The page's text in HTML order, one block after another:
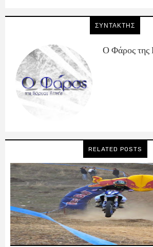
ΣΥΝΤΑΚΤΗΣ
Ο Φάρος της
RELATED POSTS